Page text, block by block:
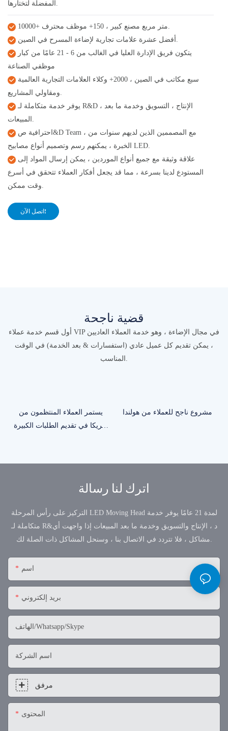
المفضلة لتختارها.
10000+ متر مربع مصنع كبير ، 150+ موظف محترف.
أفضل عشرة علامات تجارية لإضاءة المسرح في الصين.
موظفي الصناعة
ومقاولي المشاريع.
يوفر خدمة متكاملة لـ R&D ، الإنتاج ، التسويق وخدمة ما بعد
المبيعات.
الخبرة ، يمكنهم رسم وتصميم أنواع مصابيح LED.
المستودع لدينا بسرعة ، مما قد يجعل أفكار العملاء تتحقق في أسرع
وقت ممكن.
اتصل الآن!
قضية ناجحة
أول قسم خدمة عملاء VIP في مجال الإضاءة ، وهو خدمة العملاء العاديين
، يمكن تقديم كل عميل عادي (استفسارات & بعد الخدمة) في الوقت
المناسب.
يستمر العملاء المنتظمون من
أمريكا في تقديم الطلبات الكبيرة
مشروع ناجح للعملاء من هولندا
اترك لنا رسالة
التركيز على رأس المرحلة LED Moving Head لمدة 21 عامًا يوفر خدمة
متكاملة لـ R&د ، الإنتاج والتسويق وخدمة ما بعد المبيعات إذا واجهت أي
اسم
بريد إلكتروني
الهاتف/Whatsapp/Skype
اسم الشركة
مرفق
المحتوى